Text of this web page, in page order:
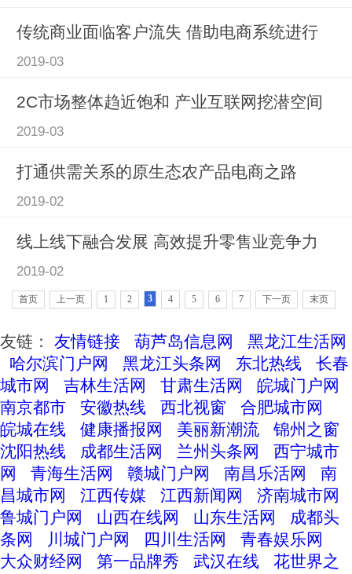
传统商业面临客户流失 借助电商系统进行
2019-03
2C市场整体趋近饱和 产业互联网挖潜空间
2019-03
打通供需关系的原生态农产品电商之路
2019-02
线上线下融合发展 高效提升零售业竞争力
2019-02
首页 上一页 1 2 3 4 5 6 7 下一页 末页
友链： 友情链接 葫芦岛信息网
黑龙江生活网
哈尔滨门户网
黑龙江头条网 东北热线
长春
城市网
吉林生活网 甘肃生活网
皖城门户网
南京都市
安徽热线 西北视窗
合肥城市网
皖城在线
健康播报网 美丽新潮流
锦州之窗
沈阳热线
成都生活网 兰州头条网
西宁城市
网
青海生活网 赣城门户网 南昌乐活网
南
昌城市网
江西传媒 江西新闻网
济南城市网
鲁城门户网
山西在线网 山东生活网
成都头
条网
川城门户网 四川生活网
青春娱乐网
大众财经网
第一品牌秀 武汉在线
花世界之